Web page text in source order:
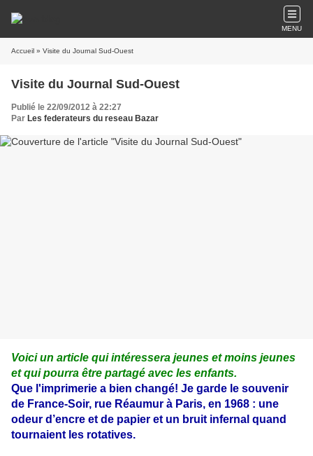
MENU
Accueil » Visite du Journal Sud-Ouest
Visite du Journal Sud-Ouest
Publié le 22/09/2012 à 22:27
Par Les federateurs du reseau Bazar
Voici un article qui intéressera jeunes et moins jeunes
et qui pourra être partagé avec les enfants.
Que l'imprimerie a bien changé! Je garde le souvenir
de France-Soir, rue Réaumur à Paris, en 1968 : une
odeur d’encre et de papier et un bruit infernal quand
tournaient les rotatives.